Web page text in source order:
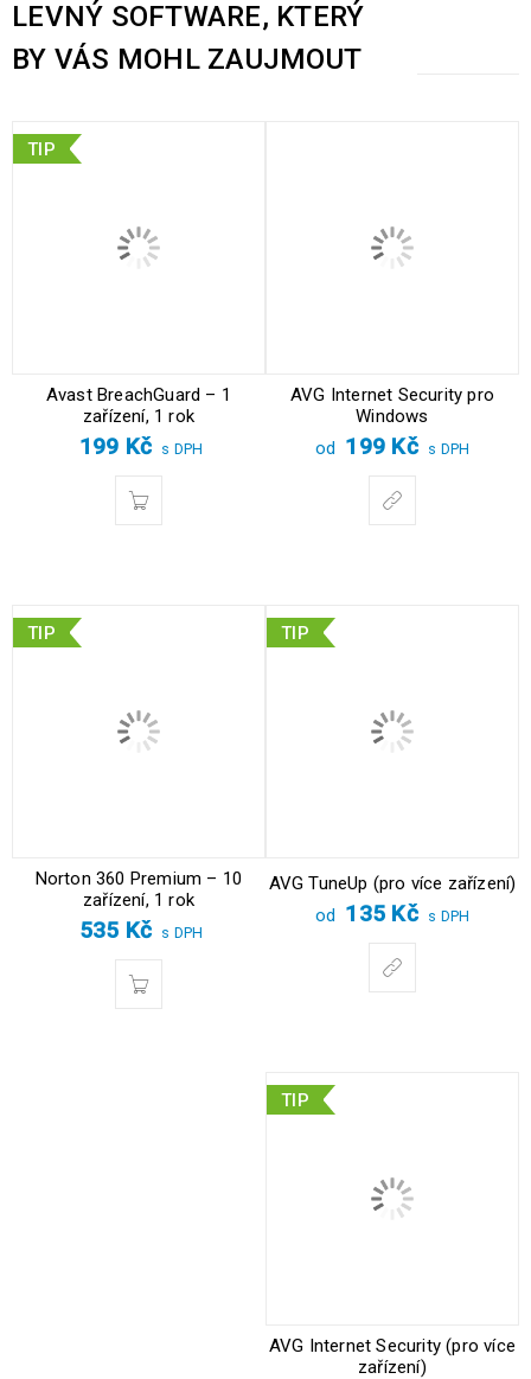
LEVNÝ SOFTWARE, KTERÝ
BY VÁS MOHL ZAUJMOUT
TIP
Avast BreachGuard – 1
zařízení, 1 rok
199 Kč s DPH
AVG Internet Security pro
Windows
od 199 Kč s DPH
TIP
Norton 360 Premium – 10
zařízení, 1 rok
535 Kč s DPH
TIP
AVG TuneUp (pro více zařízení)
od 135 Kč s DPH
TIP
AVG Internet Security (pro více
zařízení)